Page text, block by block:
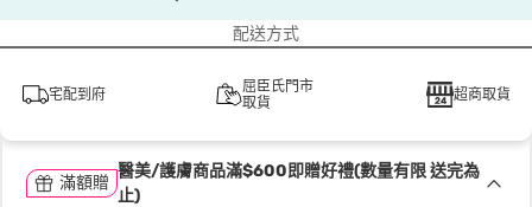
配送方式
宅配到府
屈臣氏門市
取貨
超商取貨
滿額贈
醫美/護膚商品滿$600即贈好禮(數量有限 送完為
止)